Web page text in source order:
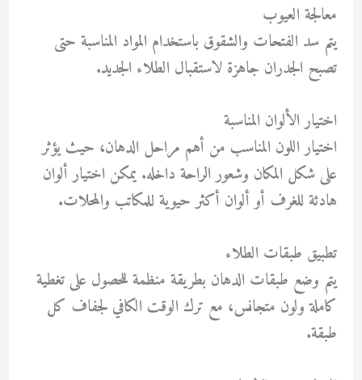
معالجة العيوب
يتم سد الفتحات والشقوق باستخدام المواد المناسبة حتى
تصبح الجدران جاهزة لاستقبال الطلاء الجديد.
اختيار الألوان المناسبة
اختيار اللون المناسب من أهم مراحل الدهان، حيث يؤثر
على شكل المكان وشعور الراحة داخله. يمكن اختيار ألوان
هادئة للغرف أو ألوان أكثر حيوية للمكاتب والمحلات.
تطبيق طبقات الطلاء
يتم وضع طبقات الدهان بطريقة منظمة للحصول على تغطية
كاملة ولون متجانس، مع ترك الوقت الكافي لجفاف كل
طبقة.